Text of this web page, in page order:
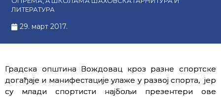
ЛИТЕРАТУРА
29. март 2017.
Градска општина Вождовац кроз разне спортске
догађаје и манифестације улаже у развој спорта, јер
су млади спортисти најбољи презентери ове